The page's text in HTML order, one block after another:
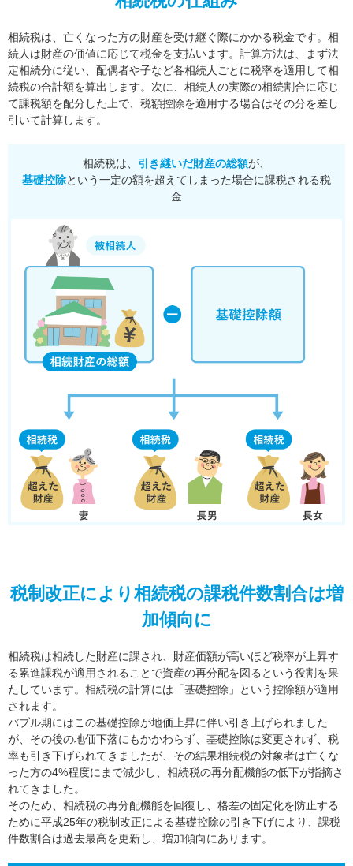
相続税は、亡くなった方の財産を受け継ぐ際にかかる税金です。相
続人は財産の価値に応じて税金を支払います。 計算方法は、まず法
定相続分に従い、配偶者や子など各相続人ごとに税率を適用して相
続税の合計額を算出します。 次に、相続人の実際の相続割合に応じ
て課税額を配分した上で、税額控除を適用する場合はその分を差し
引いて計算します。
相続税は、 引き継いだ財産の総額が、
基礎控除という一定の額を超えてしまった場合に課税される税
金
税制改正により相続税の課税件数割合は増
加傾向に
相続税は相続した財産に課され、財産価額が高いほど税率が上昇す
る累進課税が適用されることで資産の再分配を図るという役割を果
たしています。相続税の計算には「基礎控除」という控除額が適用
されます。
バブル期にはこの基礎控除が地価上昇に伴い引き上げられました
が、その後の地価下落にもかかわらず、基礎控除は変更されず、税
率も引き下げられてきましたが、その結果相続税の対象者は亡くな
った方の4%程度にまで減少し、相続税の再分配機能の低下が指摘さ
れてきました。
そのため、相続税の再分配機能を回復し、格差の固定化を防止する
ために平成25年の税制改正による基礎控除の引き下げにより、課税
件数割合は過去最高を更新し、増加傾向にあります。